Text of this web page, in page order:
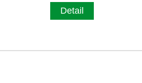
Detail